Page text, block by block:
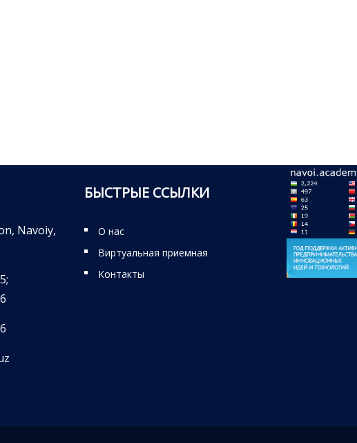
Navoiy,
БЫСТРЫЕ ССЫЛКИ
О нас
Виртуальная приемная
Контакты